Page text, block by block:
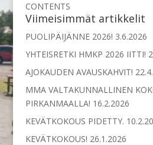
CONTENTS
Viimeisimmät artikkelit
PUOLIPÄIJÄNNE 2026! 3.6.2026
YHTEISRETKI HMKP 2026 IITTI!
AJOKAUDEN AVAUSKAHVIT!
MMA VALTAKUNNALLINEN
PIRKANMAALLA! 16.2.2026
KEVÄTKOKOUS PIDETTY.
KEVÄTKOKOUS! 26.1.2026